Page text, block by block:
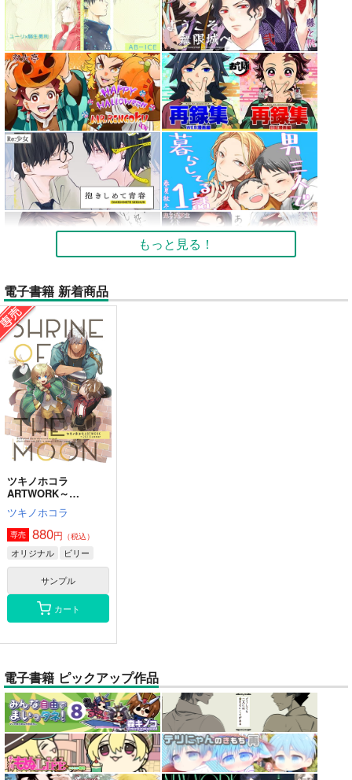
もっと見る！
電子書籍 新着商品
ツキノホコラ
ARTWORK～
2023Summer
ツキノホコラ
専売 880円 （税込）
オリジナル ビリー
サンプル
カート
電子書籍 ピックアップ作品